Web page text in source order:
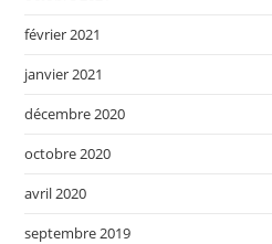
février 2021
janvier 2021
décembre 2020
octobre 2020
avril 2020
septembre 2019